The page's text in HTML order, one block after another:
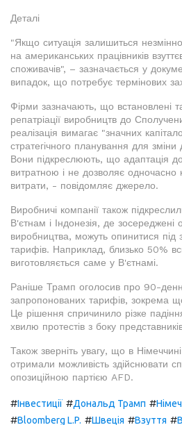
Деталі
"Якщо ситуація залишиться
на американських працівників
споживачів", – зазначається у
випадок, що потребує термінових
Фірми зазначають, що встановлені
репатріації виробництв до
реалізація вимагає "значних
стратегічного планування для
Вони підкреслюють, що адаптація
витратною і не дозволяє одночасно
витрати, - повідомляє джерело.
Виробничі компанії також
В'єтнам і Індонезія, де зосереджені
виробництва, можуть опинитися
тарифів. Наприклад, близько 50%
виготовляється саме у В'єтнамі.
Раніше Трамп оголосив про 90-
запропонованих тарифів, зокрема
Це рішення спричинило різке
хвилю протестів з боку
Також зверніть увагу, що в
отримали можливість здійснювати
опозиційною партією AFD.
#Інвестиції #Дональд Трамп #
#Bloomberg L.P. #Швеція #Взуття #